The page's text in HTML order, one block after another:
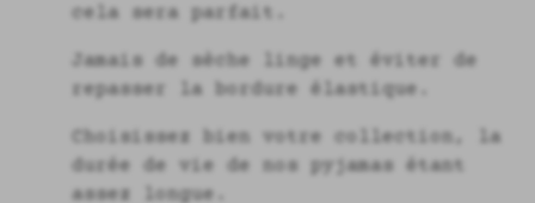
cela sera parfait.
Jamais de sèche linge et éviter de
repasser la bordure élastique.
Choisissez bien votre collection, la
durée de vie de nos pyjamas étant
assez longue.